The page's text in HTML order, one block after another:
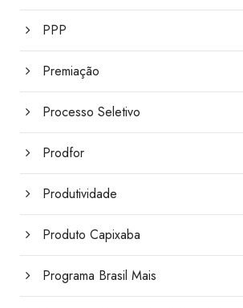
PPP
Premiação
Processo Seletivo
Prodfor
Produtividade
Produto Capixaba
Programa Brasil Mais